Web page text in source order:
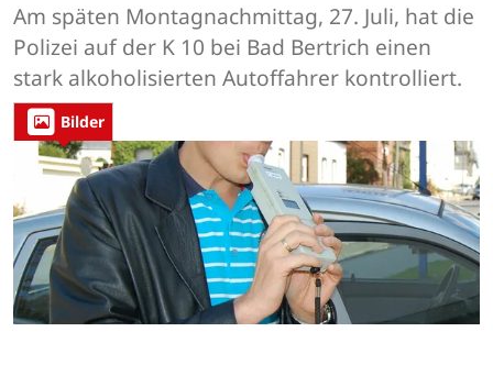
Am späten Montagnachmittag, 27. Juli, hat die
Polizei auf der K 10 bei Bad Bertrich einen
stark alkoholisierten Autoffahrer kontrolliert.
Bilder